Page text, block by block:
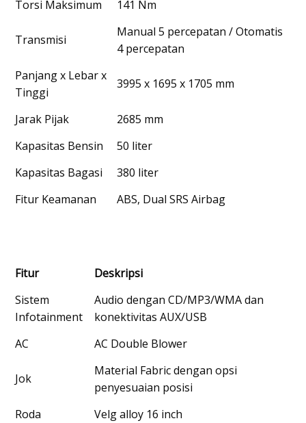
Torsi Maksimum 141 Nm
Transmisi
Manual 5 percepatan / Otomatis
4 percepatan
Panjang x Lebar x
Tinggi
3995 x 1695 x 1705 mm
Jarak Pijak
2685 mm
Kapasitas Bensin
50 liter
Kapasitas Bagasi
380 liter
Fitur Keamanan
ABS, Dual SRS Airbag
Fitur
Deskripsi
Sistem
Infotainment
Audio dengan CD/MP3/WMA dan
konektivitas AUX/USB
AC
AC Double Blower
Jok
Material Fabric dengan opsi
penyesuaian posisi
Roda
Velg alloy 16 inch